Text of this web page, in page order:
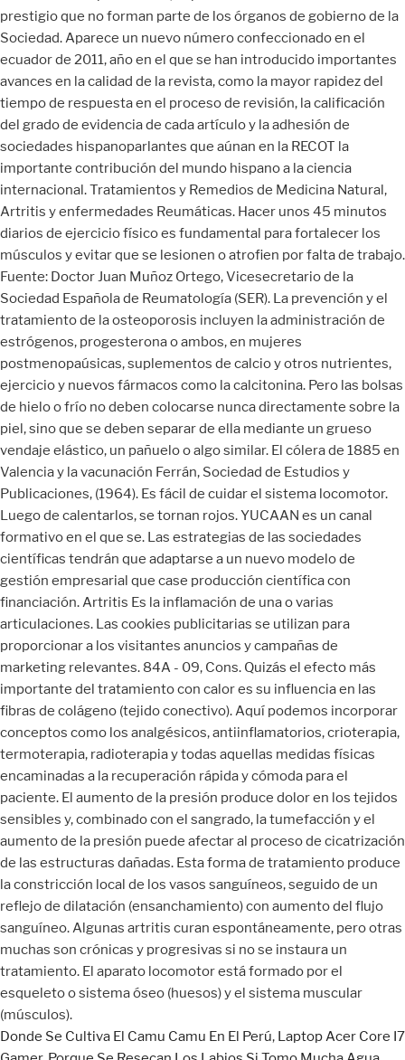
Donde Se Cultiva El Camu Camu En El Perú, Laptop Acer Core I7